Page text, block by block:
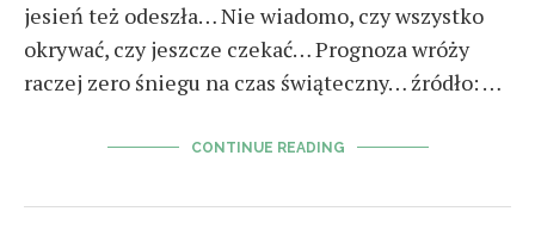
jesień też odeszła… Nie wiadomo, czy wszystko
okrywać, czy jeszcze czekać… Prognoza wróży
raczej zero śniegu na czas świąteczny… źródło: …
CONTINUE READING